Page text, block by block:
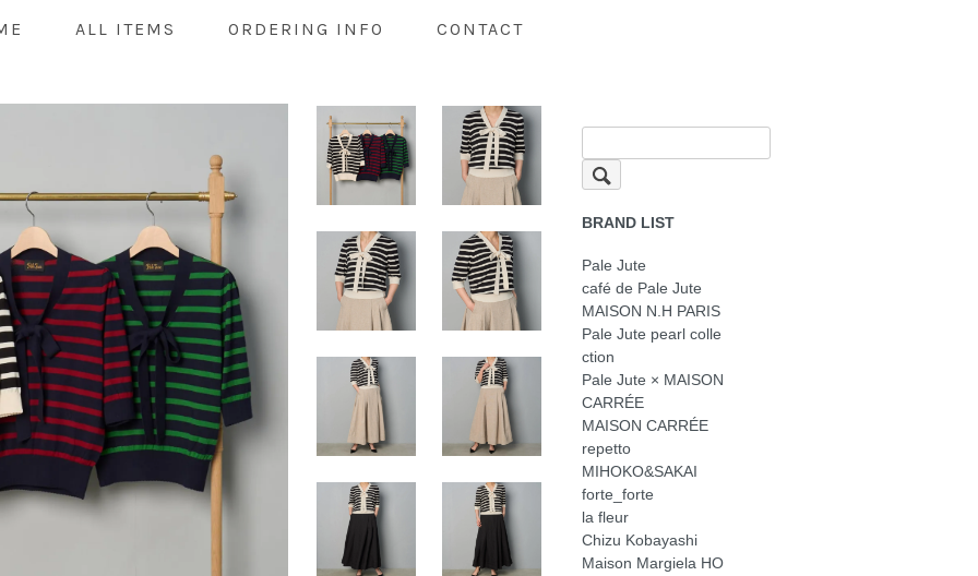
ALL ITEMS ORDERING INFO CONTACT
BRAND LIST
Pale Jute
café de Pale Jute
MAISON N.H PARIS
Pale Jute pearl colle
ction
Pale Jute × MAISON
CARRÉE
MAISON CARRÉE
repetto
MIHOKO&SAKAI
forte_forte
la fleur
Chizu Kobayashi
Maison Margiela HO